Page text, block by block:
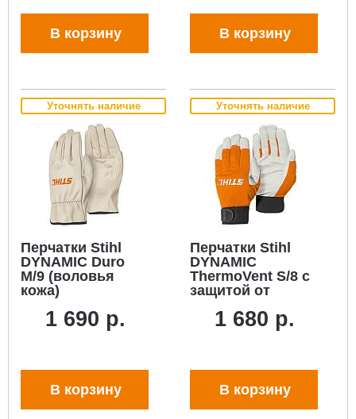
В корзину В корзину
Уточнять наличие
Перчатки Stihl
DYNAMIC Duro
M/9 (воловья
кожа)
1 690 р.
В корзину
Уточнять наличие
Перчатки Stihl
DYNAMIC
ThermoVent S/8 с
защитой от
кожа/текстиль)
1 680 р.
В корзину